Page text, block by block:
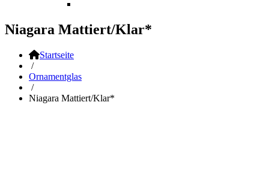
Niagara Mattiert/Klar*
Startseite
/
Ornamentglas
/
Niagara Mattiert/Klar*